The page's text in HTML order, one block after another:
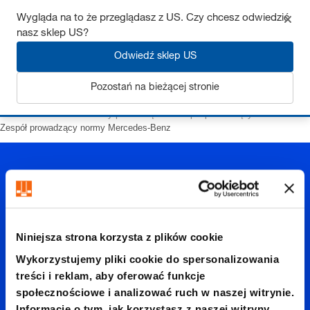
Niniejsza strona korzysta z plików cookie
Wykorzystujemy pliki cookie do spersonalizowania
treści i reklam, aby oferować funkcje
społecznościowe i analizować ruch w naszej witrynie.
Strona startowa Elementy prowadzące
Zespół prowadzący
Zespół prowadzący normy Mercedes-Benz
Zespół
Wygląda na to że przeglądasz z US. Czy chcesz odwiedzić
nasz sklep US?
Odwiedź sklep US
Pozostań na bieżącej stronie